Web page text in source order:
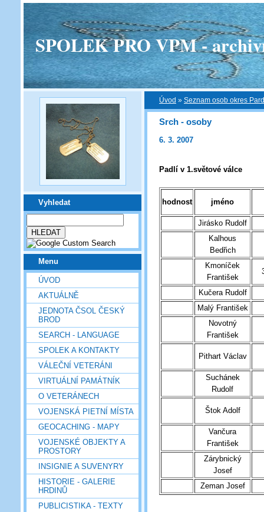
SPOLEK PRO VPM -
Vyhledat
Menu
ÚVOD
AKTUÁLNĚ
JEDNOTA ČSOL ČESKÝ
BROD
SEARCH - LANGUAGE
SPOLEK A KONTAKTY
VÁLEČNÍ VETERÁNI
VIRTUÁLNÍ PAMÁTNÍK
O VETERÁNECH
VOJENSKÁ PIETNÍ MÍSTA
GEOCACHING - MAPY
VOJENSKÉ OBJEKTY A
PROSTORY
INSIGNIE A SUVENYRY
HISTORIE - GALERIE
HRDINŮ
PUBLICISTIKA - TEXTY
Úvod » Seznam osob okres
Srch - osoby
6. 3. 2007
Padlí v 1.světové válce
hodnost jméno
Jirásko Rudolf
Kalhous
Bedřich
Kmoníček
František
Kučera Rudolf
Malý František
Novotný
František
Pithart Václav
Suchánek
Rudolf
Štok Adolf
Vančura
František
Zárybnický
Josef
Zeman Josef